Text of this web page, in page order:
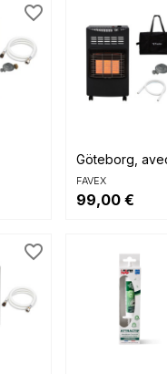
favorite_border
Göteborg,
FAVEX
99,00 €
favorite_border